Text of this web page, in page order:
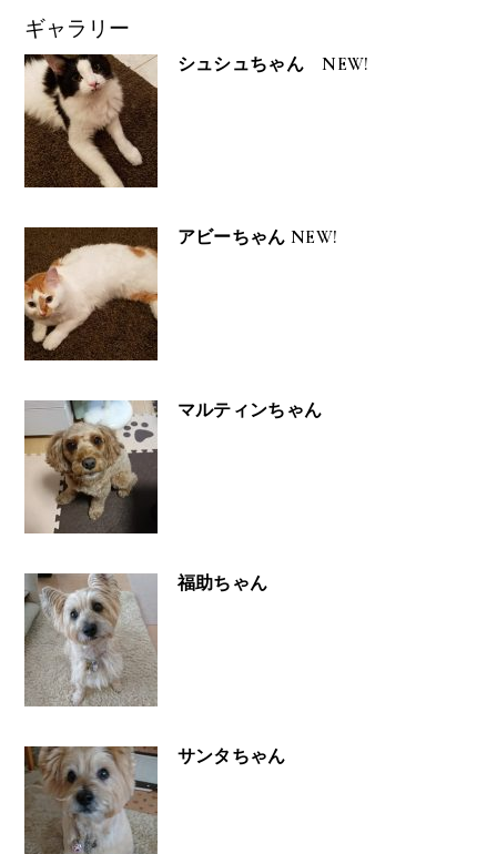
ギャラリー
シュシュちゃん NEW!
アビーちゃん NEW!
マルティンちゃん
福助ちゃん
サンタちゃん